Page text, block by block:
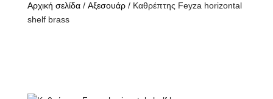
Αρχική σελίδα/ Αξεσουάρ/ Καθρέπτης Feyza horizontal
shelf brass